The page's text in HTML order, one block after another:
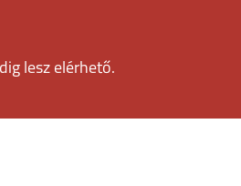
lesz elérhető.